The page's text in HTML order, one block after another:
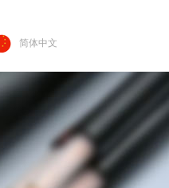
简体中文